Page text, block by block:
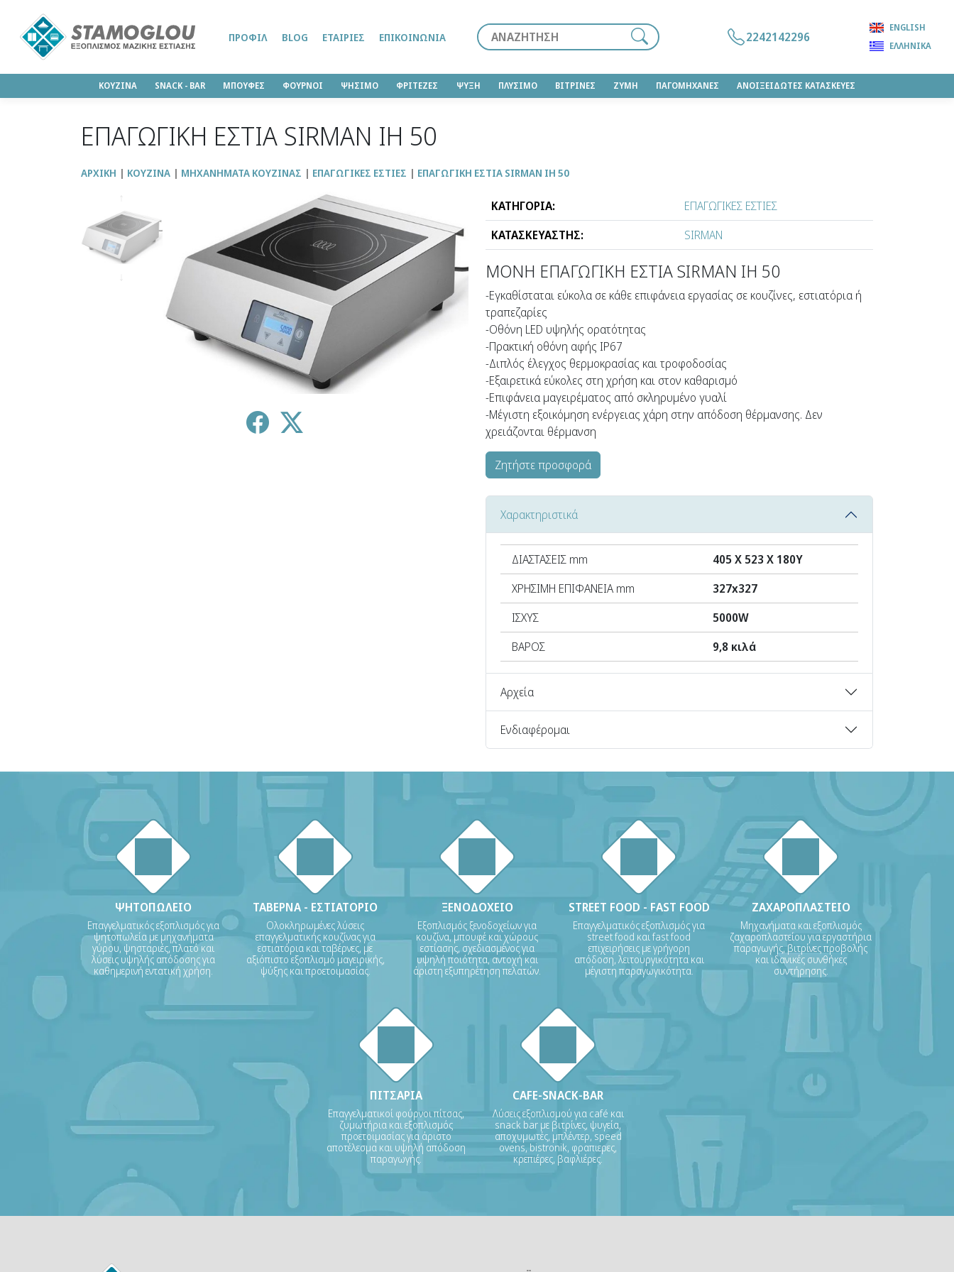
ΚΟΥΖΙΝΑ SΝΑCK - BAR ΜΠΟΥΦΕΣ ΦΟΥΡΝΟΙ ΨΗΣΙΜΟ ΦΡΙΤΕΖΕΣ ΨΥΞΗ ΠΛΥΣΙΜΟ ΒΙΤΡΙΝΕΣ ΖΥΜΗ ΠΑΓΟΜΗΧΑΝΕΣ ΑΝΟΙΞΕΙΔΩΤΕΣ ΚΑΤΑΣΚΕΥΕΣ
ΠΡΟΦΊΛ BLOG ΕΤΑΙΡΊΕΣ ΕΠΙΚΟΙΝΩΝΊΑ 2242142296
ENGLISH
ΕΛΛΗΝΙΚΆ
ΕΠΑΓΩΓΙΚΗ ΕΣΤΙΑ SIRMAN ΙΗ 50
ΑΡΧΙΚΉ ΚΟΥΖΙΝΑ ΜΗΧΑΝΗΜΑΤΑ ΚΟΥΖΙΝΑΣ ΕΠΑΓΩΓΙΚΕΣ ΕΣΤΙΕΣ ΕΠΑΓΩΓΙΚΗ ΕΣΤΙΑ SIRMAN ΙΗ 50
↑
↓
ΚΑΤΗΓΟΡΙΑ:
ΕΠΑΓΩΓΙΚΕΣ ΕΣΤΙΕΣ
ΚΑΤΑΣΚΕΥΑΣΤΗΣ:
SIRMAN
ΜΟΝΗ ΕΠΑΓΩΓΙΚΗ ΕΣΤΙΑ SIRMAN ΙΗ 50
-Εγκαθίσταται εύκολα σε κάθε επιφάνεια εργασίας σε κουζίνες, εστιατόρια ή
τραπεζαρίες
-Οθόνη LED υψηλής ορατότητας
-Πρακτική οθόνη αφής IP67
-Διπλός έλεγχος θερμοκρασίας και τροφοδοσίας
-Εξαιρετικά εύκολες στη χρήση και στον καθαρισμό
-Επιφάνεια μαγειρέματος από σκληρυμένο γυαλί
-Μέγιστη εξοικόμηση ενέργειας χάρη στην απόδοση θέρμανσης. Δεν
χρειάζονται θέρμανση
Ζητήστε προσφορά
Χαρακτηριστικά
ΔΙΑΣΤΑΣΕΙΣ mm
405 X 523 X 180Υ
ΧΡΗΣΙΜΗ ΕΠΙΦΑΝΕΙΑ mm
327x327
ΙΣΧΥΣ
5000W
ΒΑΡΟΣ
9,8 κιλά
Αρχεία
Ενδιαφέρομαι
ΨΗΤΟΠΩΛΕΙΟ
Επαγγελματικός εξοπλισμός για
ψητοπωλεία με μηχανήματα
γύρου, ψησταριές, πλατό και
λύσεις υψηλής απόδοσης για
καθημερινή εντατική χρήση.
ΤΑΒΕΡΝΑ - ΕΣΤΙΑΤΟΡΙΟ
Ολοκληρωμένες λύσεις
επαγγελματικής κουζίνας για
εστιατόρια και ταβέρνες, με
αξιόπιστο εξοπλισμό μαγειρικής,
ψύξης και προετοιμασίας.
ΞΕΝΟΔΟΧΕΙΟ
Εξοπλισμός ξενοδοχείων για
κουζίνα, μπουφέ και χώρους
εστίασης, σχεδιασμένος για
υψηλή ποιότητα, αντοχή και
άριστη εξυπηρέτηση πελατών.
STREET FOOD - FAST FOOD
Επαγγελματικός εξοπλισμός για
street food και fast food
επιχειρήσεις με γρήγορη
απόδοση, λειτουργικότητα και
μέγιστη παραγωγικότητα.
ΖΑΧΑΡΟΠΛΑΣΤΕΙΟ
Μηχανήματα και εξοπλισμός
ζαχαροπλαστείου για εργαστήρια
παραγωγής, βιτρίνες προβολής
και ιδανικές συνθήκες
συντήρησης.
ΠΙΤΣΑΡΙΑ
Επαγγελματικοί φούρνοι πίτσας,
ζυμωτήρια και εξοπλισμός
προετοιμασίας για άριστο
αποτέλεσμα και υψηλή απόδοση
παραγωγής.
CAFE-SNACK-BAR
Λύσεις εξοπλισμού για café και
snack bar με βιτρίνες, ψυγεία,
αποχυμωτές, μπλέντερ, speed
ovens, bistronik, φραπιερες,
κρεπιέρες, βαφλιέρες.